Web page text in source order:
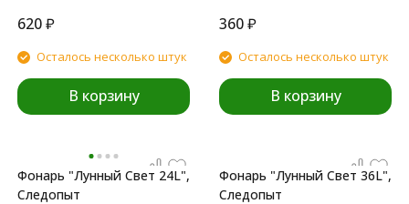
620₽
Осталось несколько штук
В корзину
360₽
Осталось несколько штук
В корзину
Фонарь "Лунный Свет 24L",
Следопыт
Фонарь "Лунный Свет 36L",
Следопыт